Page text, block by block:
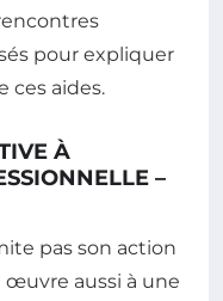
pour expliquer
ces aides.
À
–
pas son action
œuvre aussi à une